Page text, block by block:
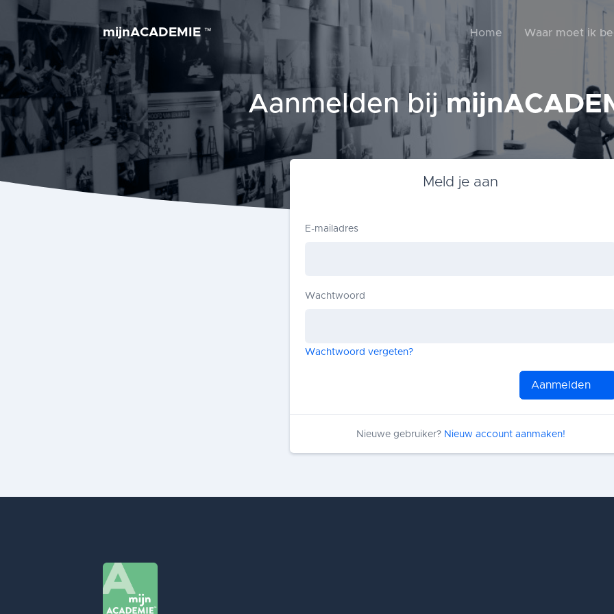
mijnACADEMIE ™ Home Waar moet ik
Aanmelden bij
Meld je aan
E-mailadres
Wachtwoord
Wachtwoord vergeten?
Aanmelden
Nieuwe gebruiker? Nieuw account aanmaken!